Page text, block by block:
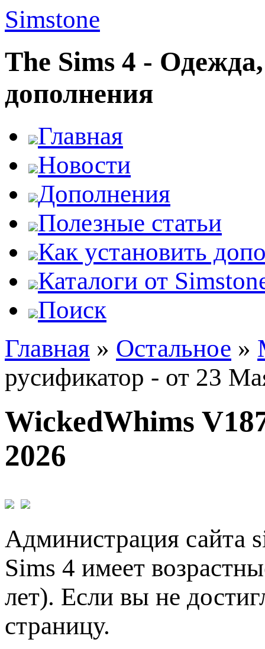
Simstone
The Sims 4 -
дополнения
Главная
Новости
Дополнения
Полезные статьи
Как установить
Каталоги от
Поиск
Главная » Остальное »
русификатор - от 23
WickedWhims
2026
Администрация сайта
Sims 4 имеет
лет). Если вы не
страницу.